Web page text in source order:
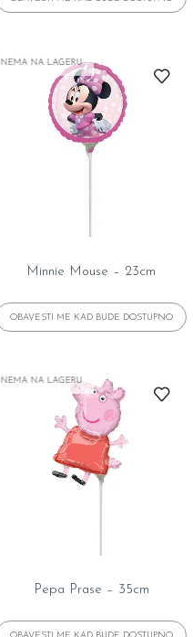
NEMA NA LAGERU
Minnie Mouse – 23cm
NEMA NA LAGERU
Pepa Prase – 35cm